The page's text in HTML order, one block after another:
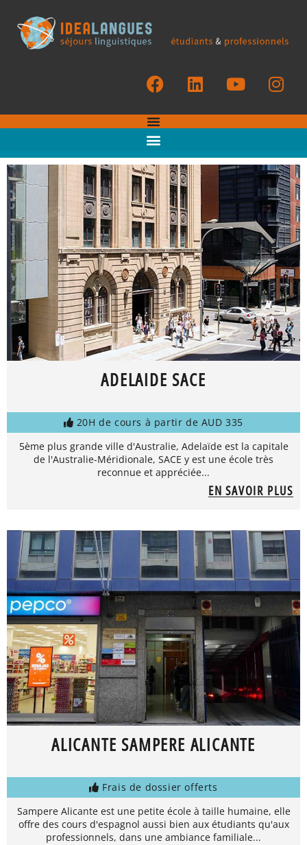
ADELAIDE SACE
20H de cours à partir de AUD 335
5ème plus grande ville d'Australie, Adelaïde est la capitale
de l'Australie-Méridionale, SACE y est une école très
reconnue et appréciée...
EN SAVOIR PLUS
ALICANTE SAMPERE ALICANTE
Frais de dossier offerts
Sampere Alicante est une petite école à taille humaine, elle
offre des cours d'espagnol aussi bien aux étudiants qu'aux
professionnels, dans une ambiance familiale...